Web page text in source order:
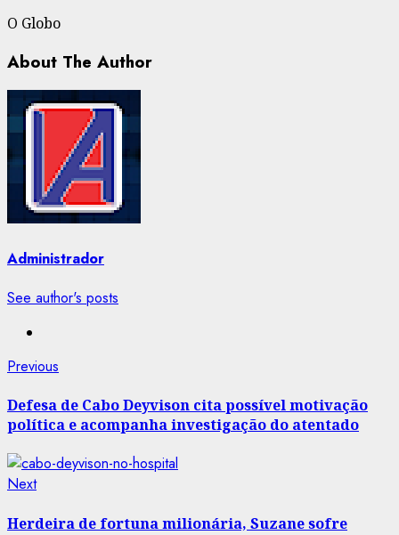
O Globo
About The Author
Administrador
See author's posts
Post
navigation
Previous
Defesa de Cabo Deyvison cita possível motivação
política e acompanha investigação do atentado
NextNext
Herdeira de fortuna milionária, Suzane sofre